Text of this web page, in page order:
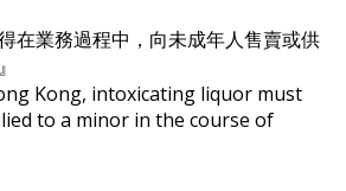
在業務過程中，向未成年人售賣或供
Kong, intoxicating liquor must
to a minor in the course of